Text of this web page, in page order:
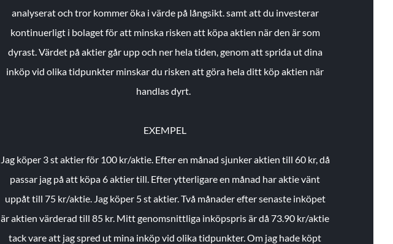
analyserat och tror kommer öka i värde på långsikt. samt att du investerar
kontinuerligt i bolaget för att minska risken att köpa aktien när den är som
dyrast. Värdet på aktier går upp och ner hela tiden, genom att sprida ut dina
inköp vid olika tidpunkter minskar du risken att göra hela ditt köp aktien när
handlas dyrt.
EXEMPEL
Jag köper 3 st aktier för 100 kr/aktie. Efter en månad sjunker aktien till 60 kr, då
passar jag på att köpa 6 aktier till. Efter ytterligare en månad har aktie vänt
uppåt till 75 kr/aktie. Jag köper 5 st aktier.Två månader efter senaste inköpet
är aktien värderad till 85 kr. Mitt genomsnittliga inköpspris är då 73.90 kr/aktie
tack vare att jag spred ut mina inköp vid olika tidpunkter. Om jag hade köpt